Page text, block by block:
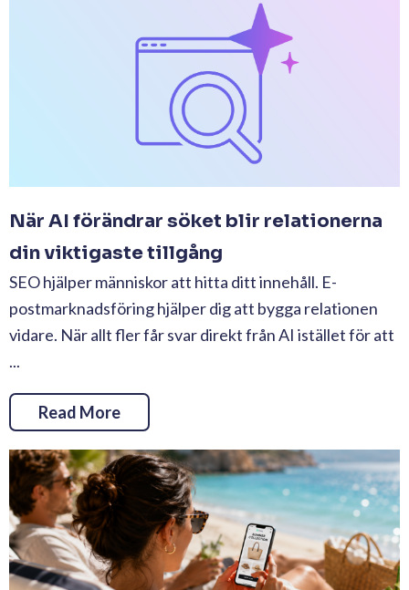
När AI förändrar söket blir relationerna
din viktigaste tillgång
SEO hjälper människor att hitta ditt innehåll. E-
postmarknadsföring hjälper dig att bygga relationen
vidare. När allt fler får svar direkt från AI istället för att
...
Read More